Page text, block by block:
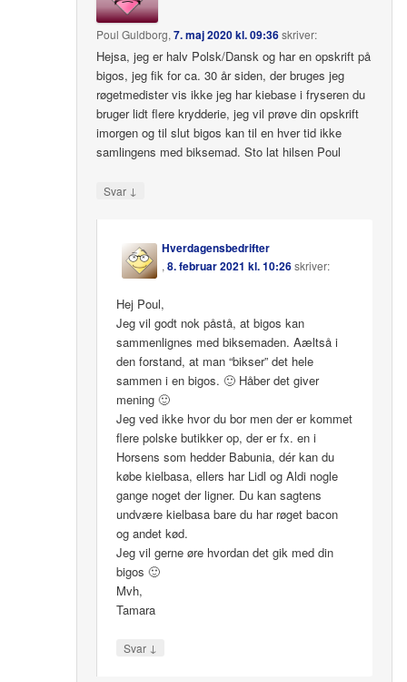
Poul Guldborg,7. maj 2020 kl. 09:36skriver:
Hejsa, jeg er halv Polsk/Dansk og har en opskrift på
bigos, jeg fik for ca. 30 år siden, der bruges jeg
røgetmedister vis ikke jeg har kiebase i fryseren du
bruger lidt flere krydderie, jeg vil prøve din opskrift
imorgen og til slut bigos kan til en hver tid ikke
samlingens med biksemad. Sto lat hilsen Poul
Svar ↓
Hverdagensbedrifter
,8. februar 2021 kl. 10:26skriver:
Hej Poul,
Jeg vil godt nok påstå, at bigos kan
sammenlignes med biksemaden. Aæltså i
den forstand, at man “bikser” det hele
sammen i en bigos. 🙂 Håber det giver
mening 🙂
Jeg ved ikke hvor du bor men der er kommet
flere polske butikker op, der er fx. en i
Horsens som hedder Babunia, dér kan du
købe kielbasa, ellers har Lidl og Aldi nogle
gange noget der ligner. Du kan sagtens
undvære kielbasa bare du har røget bacon
og andet kød.
Jeg vil gerne øre hvordan det gik med din
bigos 🙂
Mvh,
Tamara
Svar ↓